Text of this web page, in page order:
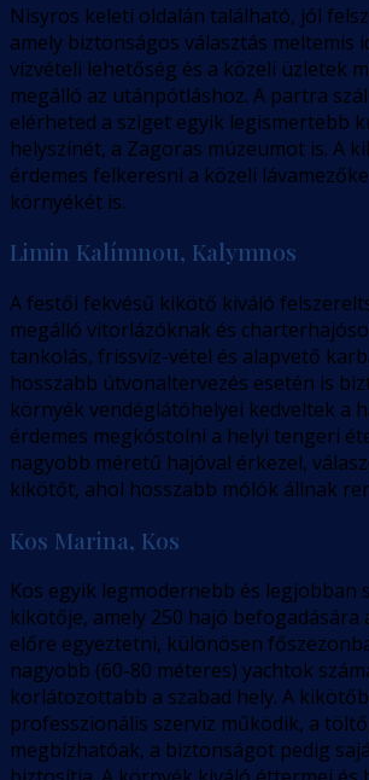
Nisyros keleti oldalán található, jól
amely biztonságos választás meltemis
vízvételi lehetőség és a közeli üzletek
megálló az utánpótláshoz. A partra
elérheted a sziget egyik legismertebb
helyszínét, a Zagoras múzeumot is. A
érdemes felkeresni a közeli
környékét is.
Limin Kalímnou, Kalymnos
A festői fekvésű kikötő kiváló
megálló vitorlázóknak és
tankolás, frissvíz-vétel és alapvető
hosszabb útvonaltervezés esetén is
környék vendéglátóhelyei kedveltek a
érdemes megkóstolni a helyi tengeri
nagyobb méretű hajóval érkezel,
kikötőt, ahol hosszabb mólók állnak
Kos Marina, Kos
Kos egyik legmodernebb és legjobban
kikötője, amely 250 hajó befogadására
előre egyeztetni, különösen
nagyobb (60-80 méteres) yachtok
korlátozottabb a szabad hely. A
professzionális szerviz működik, a
megbízhatóak, a biztonságot pedig